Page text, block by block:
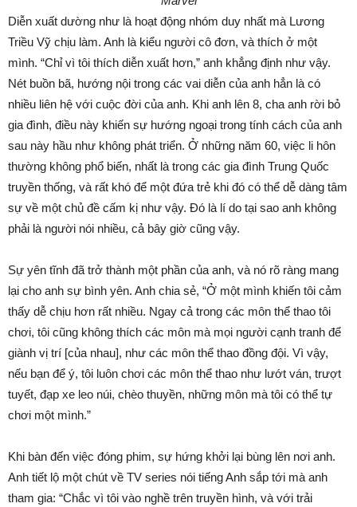
Diễn xuất dường như là hoạt động nhóm duy nhất mà Lương
Triều Vỹ chịu làm. Anh là kiểu người cô đơn, và thích ở một
mình. “Chỉ vì tôi thích diễn xuất hơn,” anh khẳng định như vậy.
Nét buồn bã, hướng nội trong các vai diễn của anh hẳn là có
nhiều liên hệ với cuộc đời của anh. Khi anh lên 8, cha anh rời bỏ
gia đình, điều này khiến sự hướng ngoại trong tính cách của anh
sau này hầu như không phát triển. Ở những năm 60, việc li hôn
thường không phổ biến, nhất là trong các gia đình Trung Quốc
truyền thống, và rất khó để một đứa trẻ khi đó có thể dễ dàng tâm
sự về một chủ đề cấm kị như vậy. Đó là lí do tại sao anh không
phải là người nói nhiều, cả bây giờ cũng vậy.
Sự yên tĩnh đã trở thành một phần của anh, và nó rõ ràng mang
lại cho anh sự bình yên. Anh chia sẻ, “Ở một mình khiến tôi cảm
thấy dễ chịu hơn rất nhiều. Ngay cả trong các môn thể thao tôi
chơi, tôi cũng không thích các môn mà mọi người cạnh tranh để
giành vị trí [của nhau], như các môn thể thao đồng đội. Vì vậy,
nếu bạn để ý, tôi luôn chơi các môn thể thao như lướt ván, trượt
tuyết, đạp xe leo núi, chèo thuyền, những môn mà tôi có thể tự
chơi một mình.”
Khi bàn đến việc đóng phim, sự hứng khởi lại bùng lên nơi anh.
Anh tiết lộ một chút về TV series nói tiếng Anh sắp tới mà anh
tham gia: “Chắc vì tôi vào nghề trên truyền hình, và với trải